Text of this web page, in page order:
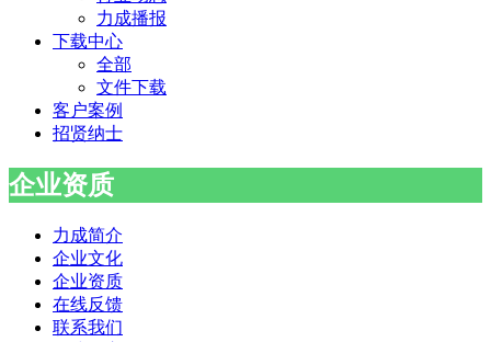
力成播报
下载中心
全部
文件下载
客户案例
招贤纳士
企业资质
力成简介
企业文化
企业资质
在线反馈
联系我们